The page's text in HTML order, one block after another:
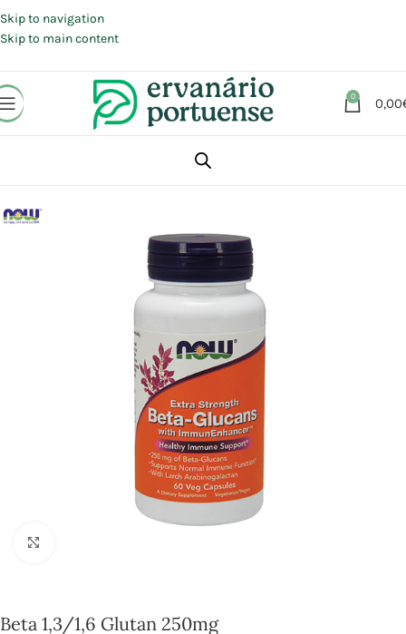
Skip to navigation
Skip to main content
0 0,00
Suplementos alimentares
Beta 1,3/1,6 Glutan 250mg